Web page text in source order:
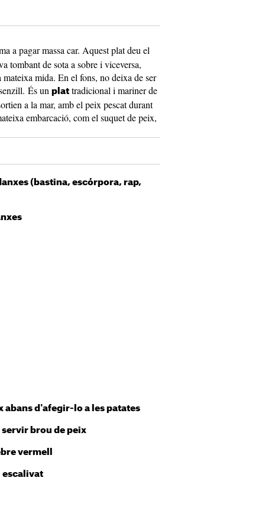
a pagar massa car. Aquest plat deu el
tombant de sota a sobre i viceversa,
mateixa mida. En el fons, no deixa de ser
És un plat tradicional i mariner de
a la mar, amb el peix pescat durant
embarcació, com el suquet de peix,
(bastina, escórpora, rap,
abans d'afegir-lo a les patates
servir brou de peix
vermell
escalivat